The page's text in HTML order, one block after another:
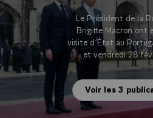
Le Président de la
Brigitte Macron ont
visite d’État au
et vendredi 28
Voir les 3